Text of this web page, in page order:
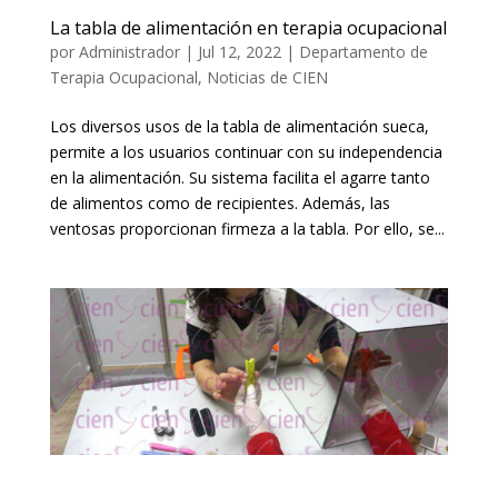
La tabla de alimentación en terapia ocupacional
por Administrador| Jul 12, 2022| Departamento de
Terapia Ocupacional, Noticias de CIEN
Los diversos usos de la tabla de alimentación sueca,
permite a los usuarios continuar con su independencia
en la alimentación. Su sistema facilita el agarre tanto
de alimentos como de recipientes. Además, las
ventosas proporcionan firmeza a la tabla. Por ello, se...